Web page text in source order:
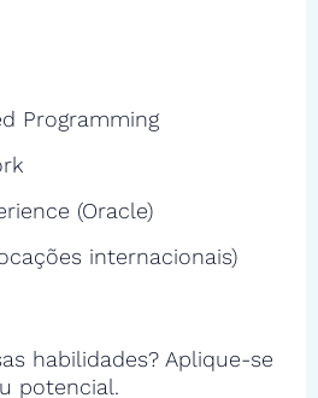
Programming
(Oracle)
internacionais)
habilidades? Aplique-se
potencial.